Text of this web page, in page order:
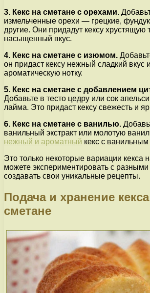
3. Кекс на сметане с орехами.
измельченные орехи — грецкие,
другие. Они придадут кексу хрустящую
насыщенный вкус.
4. Кекс на сметане с изюмом.
он придаст кексу нежный сладкий вкус
ароматическую нотку.
5. Кекс на сметане с добавлением
Добавьте в тесто цедру или сок
лайма. Это придаст кексу свежесть и
6. Кекс на сметане с ванилью.
ванильный экстракт или молотую
нежный и ароматный кекс с
Это только некоторые вариации кекса
можете экспериментировать с
создавать свои уникальные рецепты.
Подача и хранение
сметане